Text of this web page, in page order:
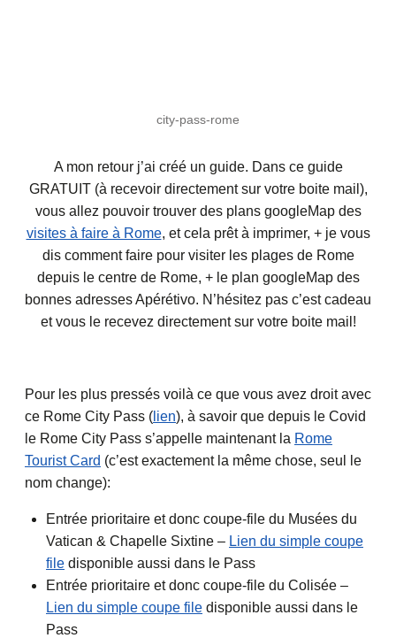
city-pass-rome
A mon retour j’ai créé un guide. Dans ce guide
GRATUIT (à recevoir directement sur votre boite mail),
vous allez pouvoir trouver des plans googleMap des
visites à faire à Rome, et cela prêt à imprimer, + je vous
dis comment faire pour visiter les plages de Rome
depuis le centre de Rome, + le plan googleMap des
bonnes adresses Apérétivo. N’hésitez pas c’est cadeau
et vous le recevez directement sur votre boite mail!
Pour les plus pressés voilà ce que vous avez droit avec
ce Rome City Pass ( lien), à savoir que depuis le Covid
le Rome City Pass s’appelle maintenant la Rome
Tourist Card (c’est exactement la même chose, seul le
nom change):
Entrée prioritaire et donc coupe-file du Musées du
Vatican & Chapelle Sixtine – Lien du simple coupe
file disponible aussi dans le Pass
Entrée prioritaire et donc coupe-file du Colisée –
Lien du simple coupe file disponible aussi dans le
Pass